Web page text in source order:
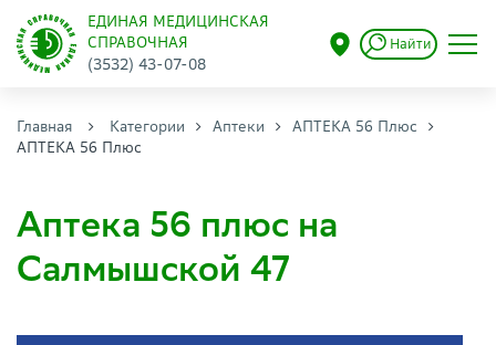
ЕДИНАЯ МЕДИЦИНСКАЯ
СПРАВОЧНАЯ
(3532) 43-07-08
Найти
Главная Категории Аптеки
АПТЕКА 56 Плюс
АПТЕКА 56 Плюс
Аптека 56 плюс на
Салмышской 47